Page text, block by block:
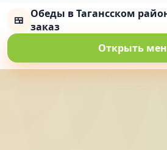
🍱 Обеды в Тагансском
заказ
Открыть